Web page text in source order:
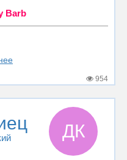
Barb
954
ДК